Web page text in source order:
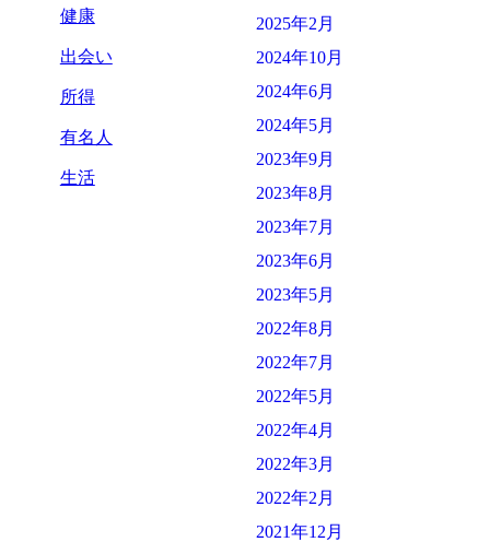
健康
出会い
所得
有名人
生活
2025年2月
2024年10月
2024年6月
2024年5月
2023年9月
2023年8月
2023年7月
2023年6月
2023年5月
2022年8月
2022年7月
2022年5月
2022年4月
2022年3月
2022年2月
2021年12月